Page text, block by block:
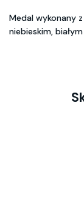
Medal wykonany
niebieskim,